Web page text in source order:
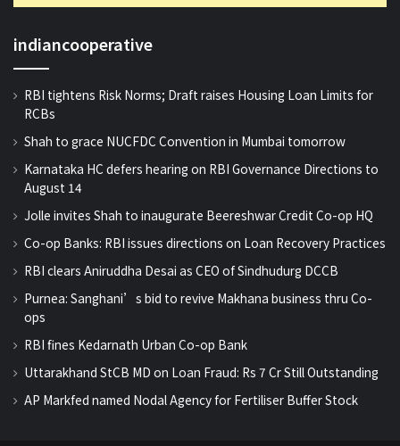
indiancooperative
RBI tightens Risk Norms; Draft raises Housing Loan Limits for
RCBs
Shah to grace NUCFDC Convention in Mumbai tomorrow
Karnataka HC defers hearing on RBI Governance Directions to
August 14
Jolle invites Shah to inaugurate Beereshwar Credit Co-op HQ
Co-op Banks: RBI issues directions on Loan Recovery Practices
RBI clears Aniruddha Desai as CEO of Sindhudurg DCCB
Purnea: Sanghani’s bid to revive Makhana business thru Co-
ops
RBI fines Kedarnath Urban Co-op Bank
Uttarakhand StCB MD on Loan Fraud: Rs 7 Cr Still Outstanding
AP Markfed named Nodal Agency for Fertiliser Buffer Stock